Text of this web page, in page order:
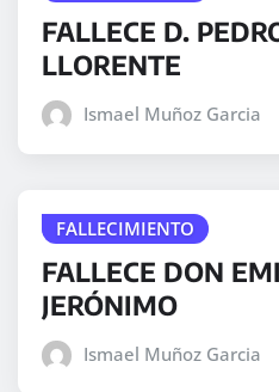
FALLECE D.
LLORENTE
Ismael Muñoz Garcia
FALLECIMIENTO
FALLECE DON
JERÓNIMO
Ismael Muñoz Garcia